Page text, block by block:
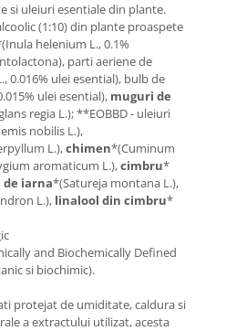
si uleiuri esentiale din plante.
(1:10) din plante proaspete
helenium L., 0.1%
parti aeriene de
0.016% ulei esential), bulb de
ulei esential), muguri de
regia L.); **EOBBD - uleiuri
nobilis L.),
L.),chimen*(Cuminum
aromaticum L.),cimbru*
iarna*(Satureja montana L.),
L.), linalool din cimbru*
and Biochemically Defined
si biochimic).
protejat de umiditate, caldura si
a extractului utilizat, acesta